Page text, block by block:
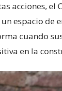
acciones,
espacio de
cuando
en la